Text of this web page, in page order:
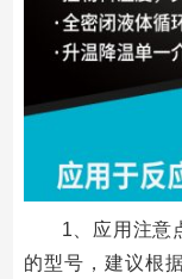
1、应用注意
的型号，建议根